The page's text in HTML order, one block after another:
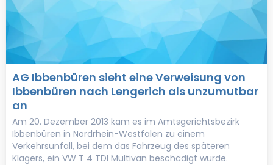
AG Ibbenbüren sieht eine Verweisung von
Ibbenbüren nach Lengerich als unzumutbar
an
Am 20. Dezember 2013 kam es im Amtsgerichtsbezirk
Ibbenbüren in Nordrhein-Westfalen zu einem
Verkehrsunfall, bei dem das Fahrzeug des späteren
Klägers, ein VW T 4 TDI Multivan beschädigt wurde.